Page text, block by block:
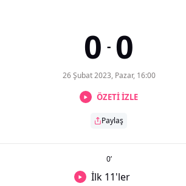
0 - 0
26 Şubat 2023, Pazar, 16:00
ÖZETİ İZLE
Paylaş
0’
İlk 11'ler